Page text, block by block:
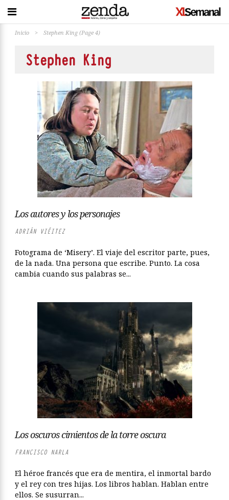
Inicio > Stephen King(Page 4)
Stephen King
Los autores y los personajes
ADRIÁN VIÉITEZ
Fotograma de ‘Misery’. El viaje del escritor parte, pues,
de la nada. Una persona que escribe. Punto. La cosa
cambia cuando sus palabras se...
Los oscuros cimientos de la torre oscura
FRANCISCO NARLA
El héroe francés que era de mentira, el inmortal bardo
y el rey con tres hijas. Los libros hablan. Hablan entre
ellos. Se susurran...